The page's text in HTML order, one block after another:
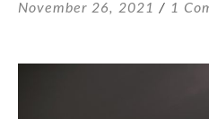
November 26, 2021 1